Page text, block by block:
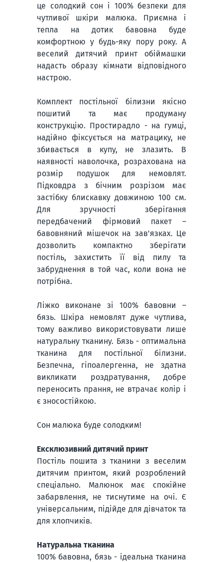
це солодкий сон і 100% безпеки для
чутливої шкіри малюка. Приємна і
тепла на дотик бавовна буде
комфортною у будь-яку пору року. А
веселий дитячий принт обіймашки
надасть образу кімнати відповідного
настрою.
Комплект постільної білизни якісно
пошитий та має продуману
конструкцію. Простирадло - на гумці,
надійно фіксується на матрацику, не
збивається в купу, не злазить. В
наявності наволочка, розрахована на
розмір подушок для немовлят.
Підковдра з бічним розрізом має
застібку блискавку довжиною 100 см.
Для зручності зберігання
передбачений фірмовий пакет –
бавовняний мішечок на зав'язках. Це
дозволить компактно зберігати
постіль, захистить її від пилу та
забруднення в той час, коли вона не
потрібна.
Ліжко виконане зі 100% бавовни –
бязь. Шкіра немовлят дуже чутлива,
тому важливо використовувати лише
натуральну тканину. Бязь - оптимальна
тканина для постільної білизни.
Безпечна, гіпоалергенна, не здатна
викликати роздратування, добре
переносить прання, не втрачає колір і
є зносостійкою.
Сон малюка буде солодким!
Ексклюзивний дитячий принт
Постіль пошита з тканини з веселим
дитячим принтом, який розроблений
спеціально. Малюнок має спокійне
забарвлення, не тиснутиме на очі. Є
універсальним, підійде для дівчаток та
для хлопчиків.
Натуральна тканина
100% бавовна, бязь - ідеальна тканина